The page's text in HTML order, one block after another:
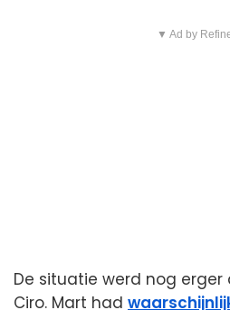
▼ Ad by
De situatie werd nog erger
Ciro. Mart had